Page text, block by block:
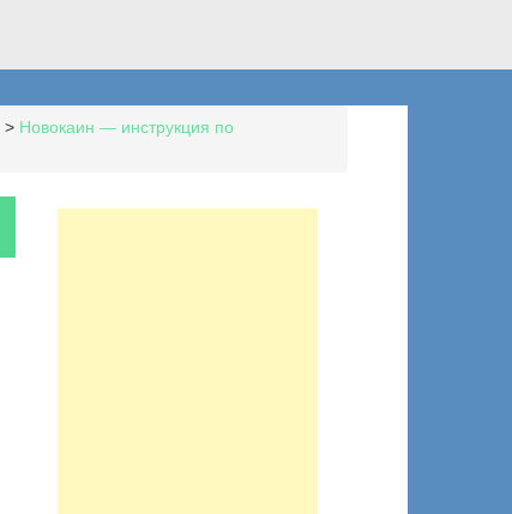
> Новокаин — инструкция по